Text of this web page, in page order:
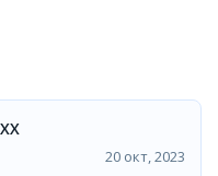
20 окт, 2023